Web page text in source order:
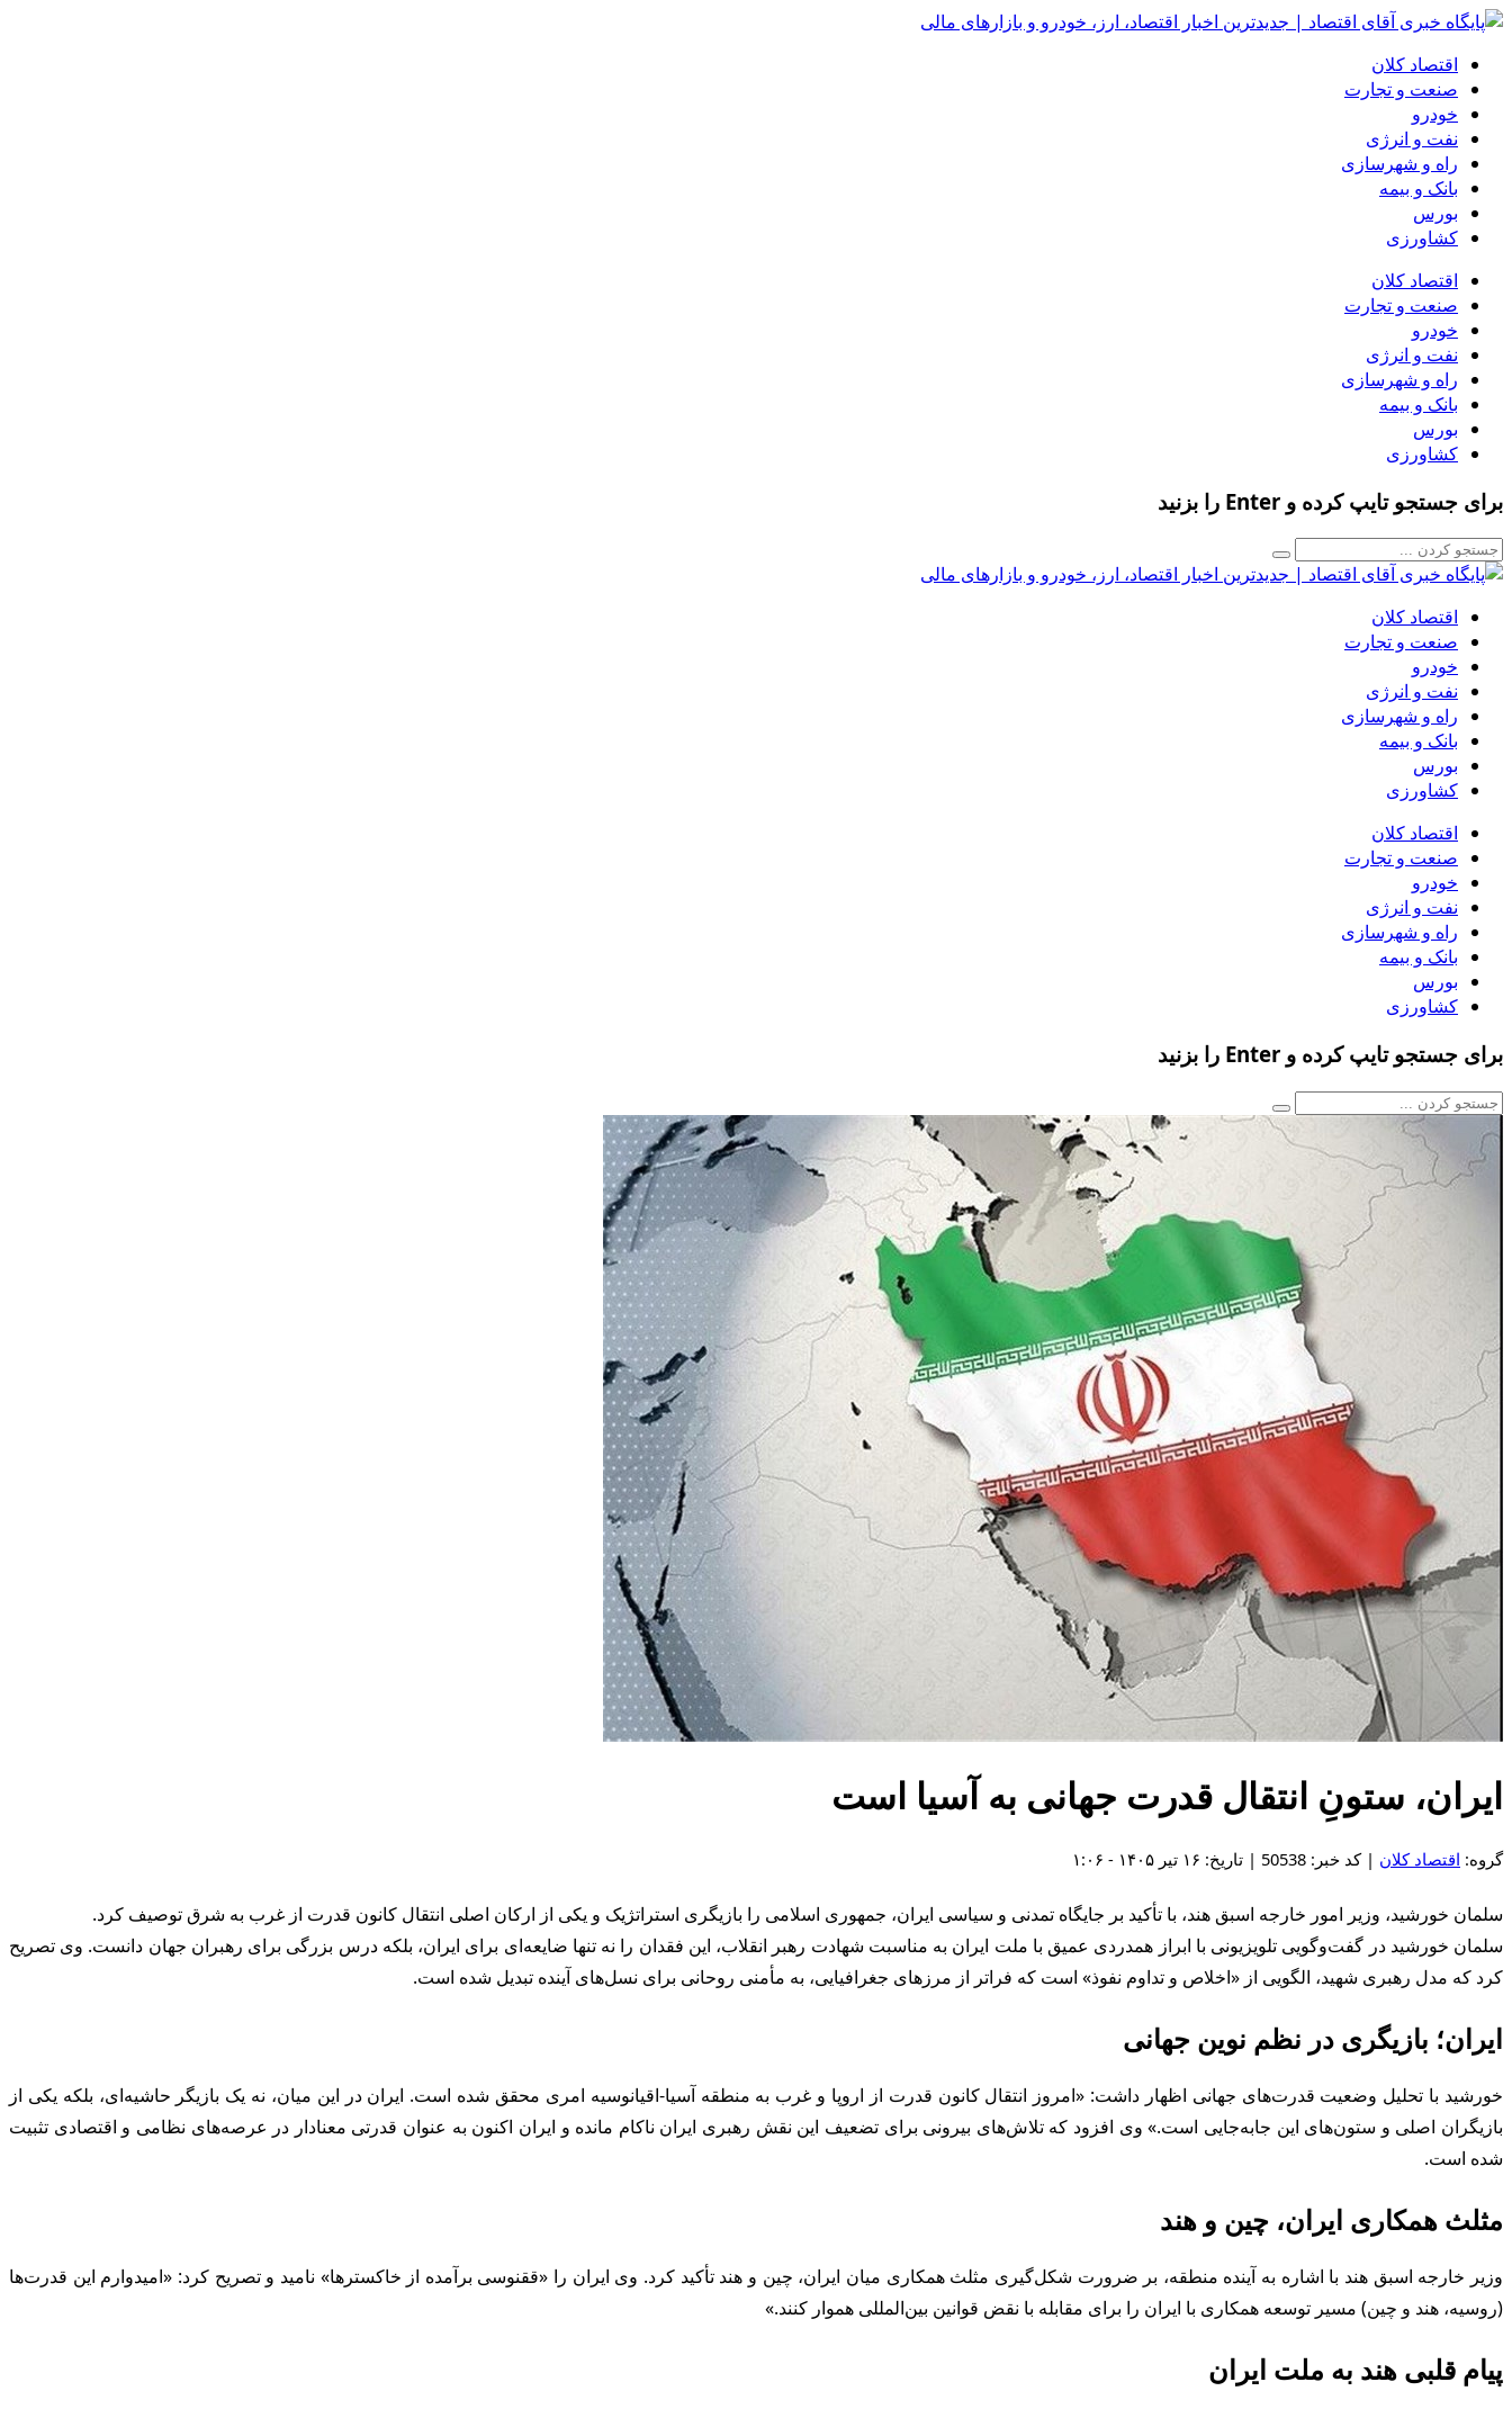
اقتصاد کلان
صنعت و تجارت
خودرو
نفت و انرژی
راه و شهرسازی
بانک و بیمه
بورس
کشاورزی
اقتصاد کلان
صنعت و تجارت
خودرو
نفت و انرژی
راه و شهرسازی
بانک و بیمه
بورس
کشاورزی
برای جستجو تایپ کرده و Enter را بزنید
اقتصاد کلان
صنعت و تجارت
خودرو
نفت و انرژی
راه و شهرسازی
بانک و بیمه
بورس
کشاورزی
اقتصاد کلان
صنعت و تجارت
خودرو
نفت و انرژی
راه و شهرسازی
بانک و بیمه
بورس
کشاورزی
برای جستجو تایپ کرده و Enter را بزنید
ایران، ستونِ انتقال قدرت جهانی به آسیا است
گروه: اقتصاد کلان | کد خبر: 50538 | تاریخ: ۱۶ تیر ۱۴۰۵ - ۱:۰۶
سلمان خورشید، وزیر امور خارجه اسبق هند، با تأکید بر جایگاه تمدنی و سیاسی ایران، جمهوری اسلامی را بازیگری استراتژیک و یکی از ارکان اصلی انتقال کانون قدرت از غرب به شرق توصیف کرد.
سلمان خورشید در گفت‌وگویی تلویزیونی با ابراز همدردی عمیق با ملت ایران به مناسبت شهادت رهبر انقلاب، این فقدان را نه تنها ضایعه‌ای برای ایران، بلکه درس بزرگی برای رهبران جهان دانست. وی تصریح
کرد که مدل رهبری شهید، الگویی از «اخلاص و تداوم نفوذ» است که فراتر از مرزهای جغرافیایی، به مأمنی روحانی برای نسل‌های آینده تبدیل شده است.
ایران؛ بازیگری در نظم نوین جهانی
خورشید با تحلیل وضعیت قدرت‌های جهانی اظهار داشت: «امروز انتقال کانون قدرت از اروپا و غرب به منطقه آسیا-اقیانوسیه امری محقق شده است. ایران در این میان، نه یک بازیگر حاشیه‌ای، بلکه یکی از
بازیگران اصلی و ستون‌های این جابه‌جایی است.» وی افزود که تلاش‌های بیرونی برای تضعیف این نقش رهبری ایران ناکام مانده و ایران اکنون به عنوان قدرتی معنادار در عرصه‌های نظامی و اقتصادی تثبیت
شده است.
مثلث همکاری ایران، چین و هند
وزیر خارجه اسبق هند با اشاره به آینده منطقه، بر ضرورت شکل‌گیری مثلث همکاری میان ایران، چین و هند تأکید کرد. وی ایران را «ققنوسی برآمده از خاکسترها» نامید و تصریح کرد: «امیدوارم این قدرت‌ها
(روسیه، هند و چین) مسیر توسعه همکاری با ایران را برای مقابله با نقض قوانین بین‌المللی هموار کنند.»
پیام قلبی هند به ملت ایران